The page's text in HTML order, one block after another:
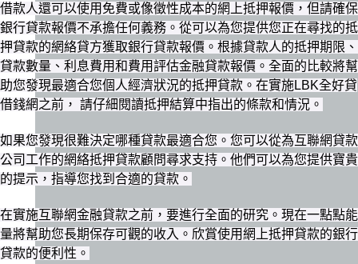
借款人還可以使用免費或像徵性成本的網上抵押報價，但請確保
銀行貸款報價不承擔任何義務。從可以為您提供您正在尋找的抵
押貸款的網絡貸方獲取銀行貸款報價。根據貸款人的抵押期限、
貸款數量、利息費用和費用評估金融貸款報價。全面的比較將幫
助您發現最適合您個人經濟狀況的抵押貸款。在實施LBK全好貸
借錢網之前， 請仔細閱讀抵押結算中指出的條款和情況。
如果您發現很難決定哪種貸款最適合您。您可以從為互聯網貸款
公司工作的網絡抵押貸款顧問尋求支持。他們可以為您提供寶貴
的提示，指導您找到合適的貸款。
在實施互聯網金融貸款之前，要進行全面的研究。現在一點點能
量將幫助您長期保存可觀的收入。欣賞使用網上抵押貸款的銀行
貸款的便利性。